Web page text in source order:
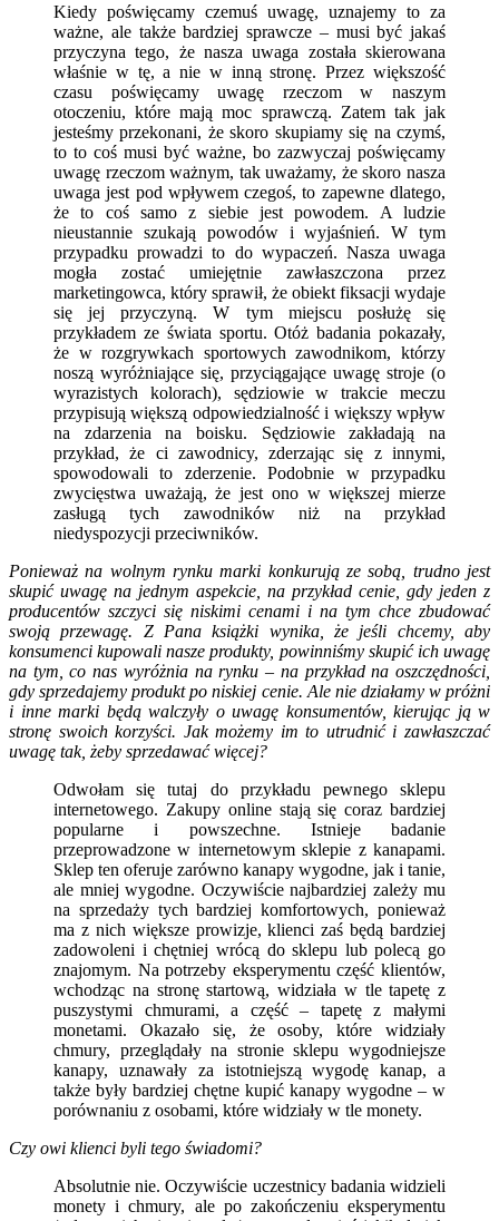
Kiedy poświęcamy czemuś uwagę, uznajemy to za
ważne, ale także bardziej sprawcze – musi być jakaś
przyczyna tego, że nasza uwaga została skierowana
właśnie w tę, a nie w inną stronę. Przez większość
czasu poświęcamy uwagę rzeczom w naszym
otoczeniu, które mają moc sprawczą. Zatem tak jak
jesteśmy przekonani, że skoro skupiamy się na czymś,
to to coś musi być ważne, bo zazwyczaj poświęcamy
uwagę rzeczom ważnym, tak uważamy, że skoro nasza
uwaga jest pod wpływem czegoś, to zapewne dlatego,
że to coś samo z siebie jest powodem. A ludzie
nieustannie szukają powodów i wyjaśnień. W tym
przypadku prowadzi to do wypaczeń. Nasza uwaga
mogła zostać umiejętnie zawłaszczona przez
marketingowca, który sprawił, że obiekt fiksacji wydaje
się jej przyczyną. W tym miejscu posłużę się
przykładem ze świata sportu. Otóż badania pokazały,
że w rozgrywkach sportowych zawodnikom, którzy
noszą wyróżniające się, przyciągające uwagę stroje (o
wyrazistych kolorach), sędziowie w trakcie meczu
przypisują większą odpowiedzialność i większy wpływ
na zdarzenia na boisku. Sędziowie zakładają na
przykład, że ci zawodnicy, zderzając się z innymi,
spowodowali to zderzenie. Podobnie w przypadku
zwycięstwa uważają, że jest ono w większej mierze
zasługą tych zawodników niż na przykład
niedyspozycji przeciwników.
Ponieważ na wolnym rynku marki konkurują ze sobą, trudno jest
skupić uwagę na jednym aspekcie, na przykład cenie, gdy jeden z
producentów szczyci się niskimi cenami i na tym chce zbudować
swoją przewagę. Z Pana książki wynika, że jeśli chcemy, aby
konsumenci kupowali nasze produkty, powinniśmy skupić ich uwagę
na tym, co nas wyróżnia na rynku – na przykład na oszczędności,
gdy sprzedajemy produkt po niskiej cenie. Ale nie działamy w próżni
i inne marki będą walczyły o uwagę konsumentów, kierując ją w
stronę swoich korzyści. Jak możemy im to utrudnić i zawłaszczać
uwagę tak, żeby sprzedawać więcej?
Odwołam się tutaj do przykładu pewnego sklepu
internetowego. Zakupy online stają się coraz bardziej
popularne i powszechne. Istnieje badanie
przeprowadzone w internetowym sklepie z kanapami.
Sklep ten oferuje zarówno kanapy wygodne, jak i tanie,
ale mniej wygodne. Oczywiście najbardziej zależy mu
na sprzedaży tych bardziej komfortowych, ponieważ
ma z nich większe prowizje, klienci zaś będą bardziej
zadowoleni i chętniej wrócą do sklepu lub polecą go
znajomym. Na potrzeby eksperymentu część klientów,
wchodząc na stronę startową, widziała w tle tapetę z
puszystymi chmurami, a część – tapetę z małymi
monetami. Okazało się, że osoby, które widziały
chmury, przeglądały na stronie sklepu wygodniejsze
kanapy, uznawały za istotniejszą wygodę kanap, a
także były bardziej chętne kupić kanapy wygodne – w
porównaniu z osobami, które widziały w tle monety.
Czy owi klienci byli tego świadomi?
Absolutnie nie. Oczywiście uczestnicy badania widzieli
monety i chmury, ale po zakończeniu eksperymentu